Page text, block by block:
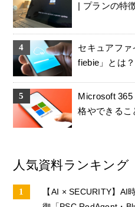
| プランの特
セキュアファ
fiebie」とは？
Microsoft 365
格やできるこ
人気資料ランキング
【AI × SECURITY】AI